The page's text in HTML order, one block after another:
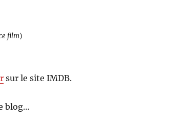
film)
sur le site IMDB.
blog…